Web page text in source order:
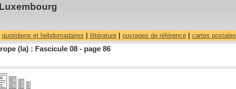
quotidiens et hebdomadaires littérature| ouvrages de référence| cartes postales
(la) : Fascicule 08 - page 86